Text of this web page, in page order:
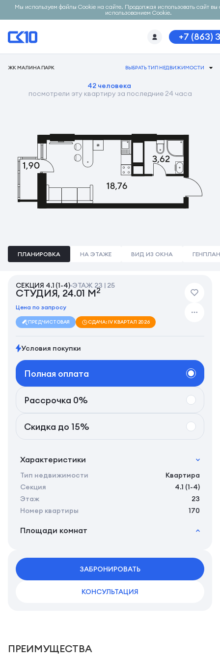
Мы используем файлы Cookie на сайте. Продолжая использовать сайт вы
использованием Cookie.
+7 (863)
ЖК МАЛИНА ПАРК ВЫБРАТЬ ТИП НЕДВИЖИМОСТИ
42 человека
посмотрели эту квартиру за последние 24 часа
ПЛАНИРОВКА НА ЭТАЖЕ ВИД ИЗ ОКНА ГЕНПЛАН
СЕКЦИЯ 4.1 (1-4) ЭТАЖ 23 | 25
СТУДИЯ, 24.01 М2
Цена по запросу
ПРЕДЧИСТОВАЯ СДАЧА: IV КВАРТАЛ 2026
Условия покупки
Полная оплата
Рассрочка 0%
Скидка до 15%
Характеристики
Тип недвижимости
Квартира
Секция
4.1 (1-4)
Этаж
23
Номер квартиры
170
Площади комнат
Жилая площадь 22.11 м
ЗАБРОНИРОВАТЬ
КОНСУЛЬТАЦИЯ
ПРЕИМУЩЕСТВА